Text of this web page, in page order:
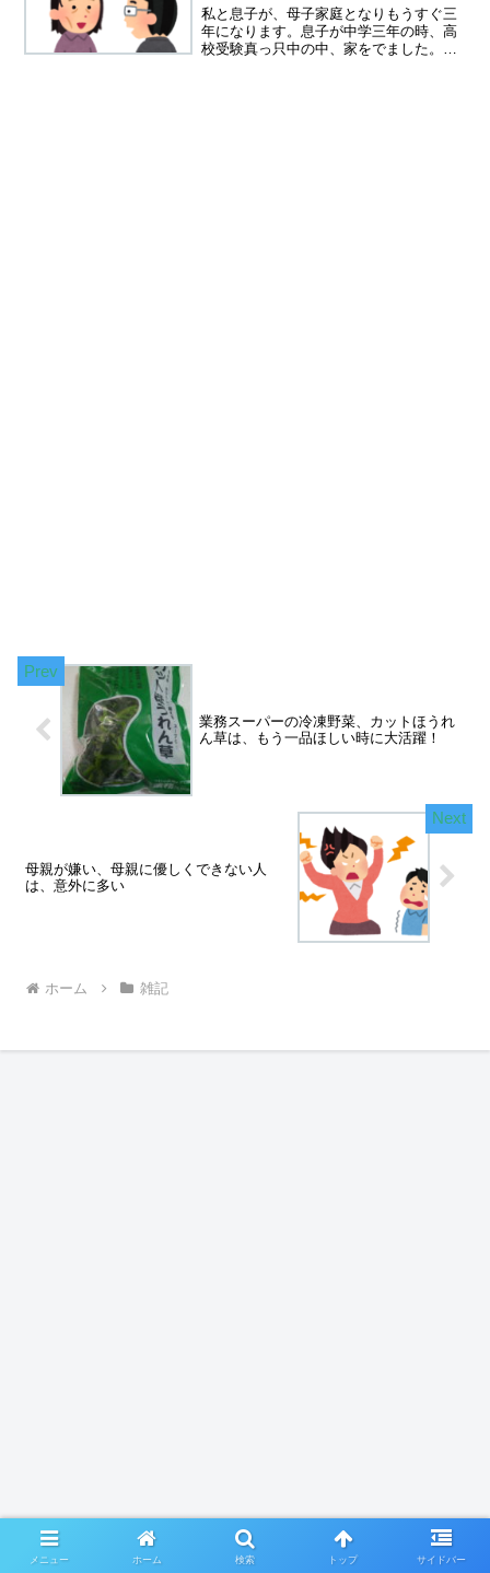
私と息子が、母子家庭となりもうすぐ三
年になります。息子が中学三年の時、高
校受験真っ只中の中、家をでました。な
業務スーパーの冷凍野菜、カットほうれ
ん草は、もう一品ほしい時に大活躍！
母親が嫌い、母親に優しくできない人
は、意外に多い
ホーム 雑記
メニュー ホーム 検索 トップ サイドバー